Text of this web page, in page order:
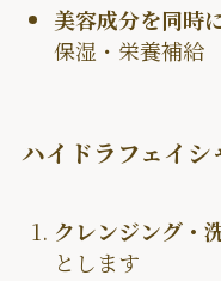
美容成分を同時
保湿・栄養補給
ハイドラフェイ
クレンジング・
とします